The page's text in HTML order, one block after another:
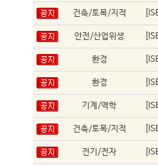
건축/토목/지적
안전/산업위생
환경
환경
기계/역학
건축/토목/지적
전기/전자